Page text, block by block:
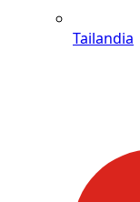
Tailandia